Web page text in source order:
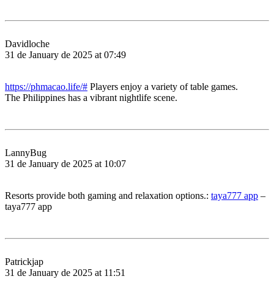
Davidloche
31 de January de 2025 at 07:49
https://phmacao.life/# Players enjoy a variety of table games.
The Philippines has a vibrant nightlife scene.
LannyBug
31 de January de 2025 at 10:07
Resorts provide both gaming and relaxation options.: taya777 app –
taya777 app
Patrickjap
31 de January de 2025 at 11:51